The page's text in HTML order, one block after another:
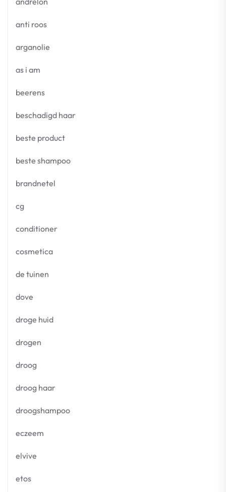
anti roos
arganolie
as i am
beerens
beschadigd haar
beste product
beste shampoo
brandnetel
cg
conditioner
cosmetica
de tuinen
dove
droge huid
drogen
droog
droog haar
droogshampoo
eczeem
elvive
etos